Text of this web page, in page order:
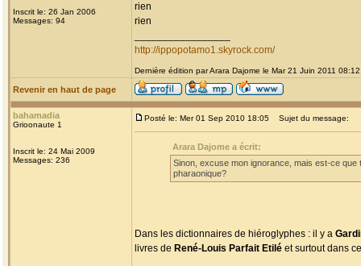
Inscrit le: 26 Jan 2006
Messages: 94
rien
rien
http://ippopotamo1.skyrock.com/
Dernière édition par Arara Dajome le Mar 21 Juin 2011
Revenir en haut de page
bahamadia
Grioonaute 1
Inscrit le: 24 Mai 2009
Messages: 236
Posté le: Mer 01 Sep 2010 18:05 Sujet du message:
Arara Dajome a écrit:
Sinon, excuse mon ignorance, mais est-ce
pharaonique?
Dans les dictionnaires de hiéroglyphes : il y a
livres de René-Louis Parfait Etilé et surtout dans